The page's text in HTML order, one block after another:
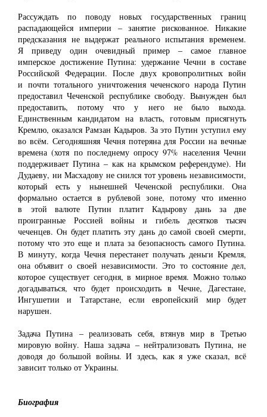
Рассуждать по поводу новых государственных границ
распадающейся империи ‒ занятие рискованное. Никакие
предсказания не выдержат реального испытания временем.
Я приведу один очевидный пример ‒ самое главное
имперское достижение Путина: удержание Чечни в составе
Российской Федерации. После двух кровопролитных войн
и почти тотального уничтожения чеченского народа Путин
предоставил Чеченской республике свободу. Вынужден был
предоставить, потому что у него не было выхода.
Единственным кандидатом на власть, готовым присягнуть
Кремлю, оказался Рамзан Кадыров. За это Путин уступил ему
во всём. Сегодняшняя Чечня потеряна для России на вечные
времена (хотя по последнему опросу 97% населения Чечни
поддерживает Путина ‒ как на крымском референдуме). Ни
Дудаеву, ни Масхадову не снился тот уровень независимости,
который есть у нынешней Чеченской республики. Она
формально остается в рублевой зоне, потому что именно
в этой валюте Путин платит Кадырову дань за две
проигранные Россией войны и гибель десятков тысяч
чеченцев. Он будет платить эту дань до самой своей смерти,
потому что это еще и плата за безопасность самого Путина.
В минуту, когда Чечня перестанет получать деньги Кремля,
она объявит о своей независимости. Это то состояние дел,
которое существует сегодня, в мирное время. Можно только
догадываться, что будет происходить в Чечне, Дагестане,
Ингушетии и Татарстане, если европейский мир будет
нарушен.
Задача Путина ‒ реализовать себя, втянув мир в Третью
мировую войну. Наша задача ‒ нейтрализовать Путина, не
доводя до большой войны. И здесь, как я уже сказал, всё
зависит только от Украины.
Биография